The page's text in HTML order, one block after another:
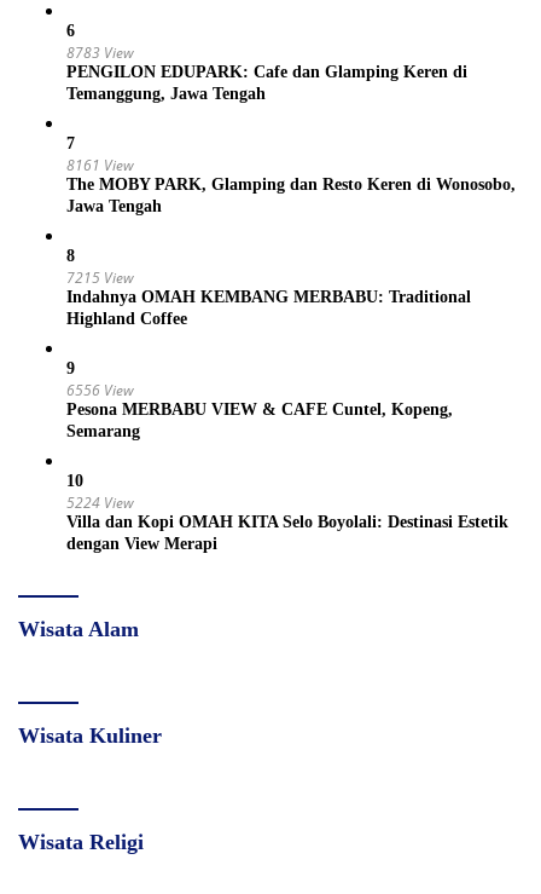
6
8783 View
PENGILON EDUPARK: Cafe dan Glamping Keren di
Temanggung, Jawa Tengah
7
8161 View
The MOBY PARK, Glamping dan Resto Keren di Wonosobo,
Jawa Tengah
8
7215 View
Indahnya OMAH KEMBANG MERBABU: Traditional
Highland Coffee
9
6556 View
Pesona MERBABU VIEW & CAFE Cuntel, Kopeng,
Semarang
10
5224 View
Villa dan Kopi OMAH KITA Selo Boyolali: Destinasi Estetik
dengan View Merapi
Wisata Alam
Wisata Kuliner
Wisata Religi